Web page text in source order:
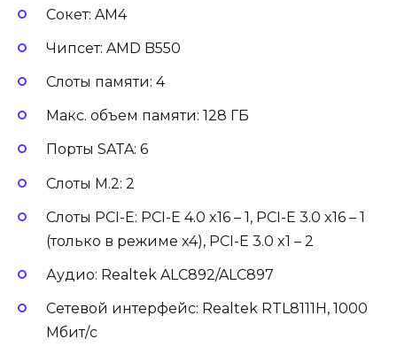
Сокет: AM4
Чипсет: AMD B550
Слоты памяти: 4
Макс. объем памяти: 128 ГБ
Порты SATA: 6
Слоты M.2: 2
Слоты PCI-E: PCI-E 4.0 x16 – 1, PCI-E 3.0 x16 – 1
(только в режиме x4), PCI-E 3.0 x1 – 2
Аудио: Realtek ALC892/ALC897
Сетевой интерфейс: Realtek RTL8111H, 1000
Мбит/с